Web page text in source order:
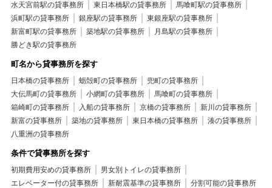
水天宮前駅の貸事務所
東日本橋駅の貸事務所
馬喰町駅の貸事務所
浜町駅の貸事務所
銀座駅の貸事務所
東銀座駅の貸事務所
新富町駅の貸事務所
築地駅の貸事務所
月島駅の貸事務所
勝どき駅の貸事務所
町名から貸事務所を探す
日本橋の貸事務所 蛎殻町の貸事務所
兜町の貸事務所
大伝馬町の貸事務所
小網町の貸事務所
馬喰町の貸事務所
箱崎町の貸事務所
入船の貸事務所 京橋の貸事務所
新川の貸事務所
新富の貸事務所
築地の貸事務所 東日本橋の貸事務所
湊の貸事務所
八重洲の貸事務所
条件で貸事務所を探す
初期費用安めの貸事務所
男女別トイレの貸事務所
エレベーター付の貸事務所
新耐震基準の貸事務所 分割可能の貸事務所